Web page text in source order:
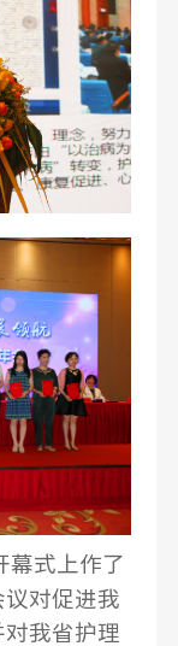
幕式上作了
对促进我
我省护理